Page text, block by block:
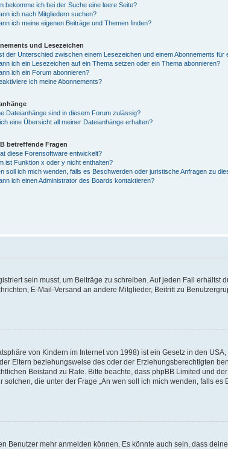
bekomme ich bei der Suche eine leere Seite?
ich nach Mitgliedern suchen?
ich meine eigenen Beiträge und Themen finden?
und Lesezeichen
der Unterschied zwischen einem Lesezeichen und einem Abonnements für
ich ein Lesezeichen auf ein Thema setzen oder ein Thema abonnieren?
ich ein Forum abonnieren?
ich meine Abonnements?
Dateianhänge sind in diesem Forum zulässig?
eine Übersicht all meiner Dateianhänge erhalten?
betreffende Fragen
diese Forensoftware entwickelt?
ist Funktion x oder y nicht enthalten?
soll ich mich wenden, falls es Beschwerden oder juristische Anfragen zu
ich einen Administrator des Boards kontaktieren?
sein musst, um Beiträge zu schreiben. Auf jeden Fall erhältst
E-Mail-Versand an andere Mitglieder, Beitritt zu
von Kindern im Internet von 1998) ist ein Gesetz in den
Eltern beziehungsweise des oder der Erziehungsberechtigten
Beistand zu Rate. Bitte beachte, dass phpBB Limited und
die unter der Frage „An wen soll ich mich wenden, falls es
Benutzer mehr anmelden können. Es könnte auch sein, dass